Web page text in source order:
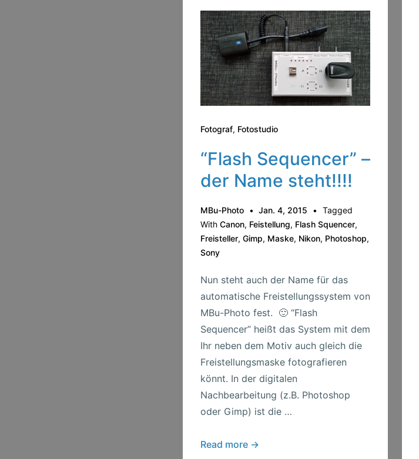
–
Flash
Sequencer
Fotograf, Fotostudio
“Flash Sequencer” –
der Name steht!!!!
MBu-Photo Jan. 4, 2015
Tagged
With Canon, Feistellung, Flash Squencer,
Freisteller, Gimp, Maske, Nikon, Photoshop,
Sony
Nun steht auch der Name für das
automatische Freistellungssystem von
MBu-Photo fest. 🙂 “Flash
Sequencer” heißt das System mit dem
Ihr neben dem Motiv auch gleich die
Freistellungsmaske fotografieren
könnt. In der digitalen
Nachbearbeitung (z.B. Photoshop
oder Gimp) ist die …
“Flash
Read more →